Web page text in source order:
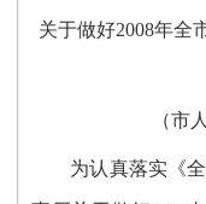
关于做好2008年全
（市
为认真落实《